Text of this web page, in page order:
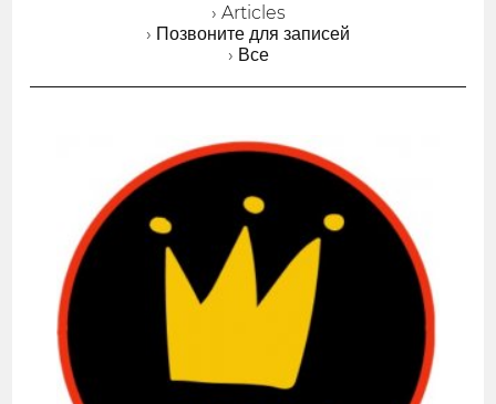
› Articles
› Позвоните для записей
› Все